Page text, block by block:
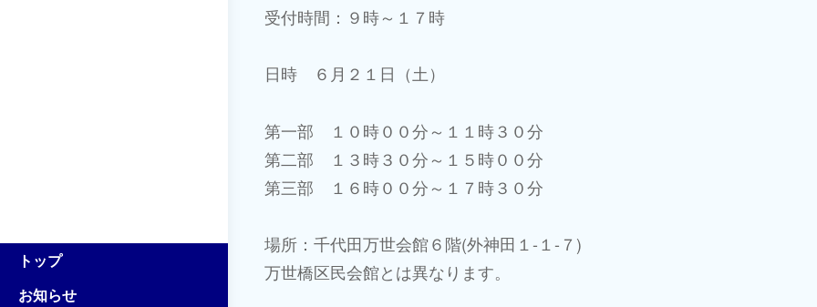
トップ
お知らせ
受付時間：９時～１７時
日時 ６月２１日（土）
第一部 １０時００分～１１時３０分
第二部 １３時３０分～１５時００分
第三部 １６時００分～１７時３０分
場所：千代田万世会館６階(外神田１-１-７)
万世橋区民会館とは異なります。
ゲ
ー
ョ
ン